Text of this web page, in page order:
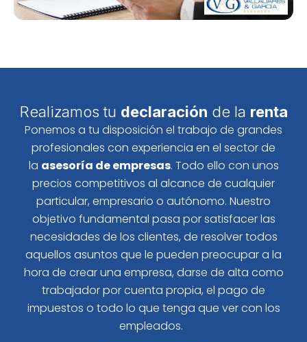
Realizamos tu declaración de la renta
Ponemos a tu disposición el trabajo de grandes
profesionales con experiencia en el sector de
la asesoría de empresas. Todo ello con unos
precios competitivos al alcance de cualquier
particular, empresario o autónomo. Nuestro
objetivo fundamental pasa por satisfacer las
necesidades de los clientes, de resolver todos
aquellos asuntos que le pueden preocupar a la
hora de crear una empresa, darse de alta como
trabajador por cuenta propia, el pago de
impuestos o todo lo que tenga que ver con los
empleados.